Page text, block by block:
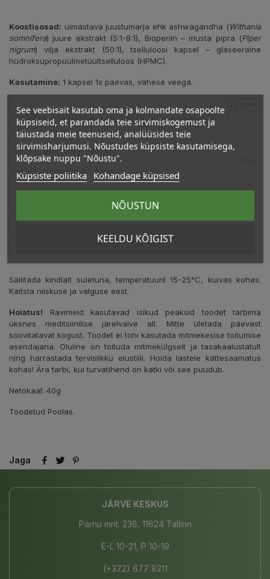
Koostisosad: uimastava juustumarja ehk ashwagandha (Withania
somnifera) juure ekstrakt (5:1-8:1), Bioperiin – musta pipra (Piper
nigrum) vilja ekstrakt (50:1), tselluloosi kapsel – glaseeraine
hüdroksüpropüülmetüültselluloos (HPMC).
Kasutamine: 1 kapsel 1x päevas, vähese veega.
Ashwagandha (
Withania somnifera
) juure ekstrakt (5:1-
8:1)
min. 7% vitanoliide – 40mg
min. 2% vitaferriin A – 11mg
min. 1% alkaloide – 5,7mg
min. 95% piperiin – 1,9mg
Säilitada kindlalt suletuna, temperatuuril 15-25°C, kuivas kohas.
Kaitsta niiskuse ja valguse eest.
Hoiatus! Ravimeid kasutavad isikud peaksid toodet tarbima
üksnes meditsiinilise järelvalve all. Mitte ületada päevast
soovitatavat kogust. Toodet ei tohi kasutada mitmekesise toitumise
asendajana. Oluline on toituda mitmekülgselt ja tasakaalustatult
ning harrastada tervislikku elustiili. Hoida lastele kättesaamatus
kohas! Ära tarbi, kui turvatihend on katki või see puudub.
Netokaal: 40g
Toodetud Poolas.
Jaga
JÄRVE KESKUS
Pärnu mnt. 238, 11624 Tallinn
E-L 10-21, P 10-19
(+372) 677 8211
See veebisait kasutab oma ja kolmandate osapoolte
küpsiseid, et parandada teie sirvimiskogemust ja
täiustada meie teenuseid, analüüsides teie
sirvimisharjumusi. Nõustudes küpsiste kasutamisega,
klõpsake nuppu "Nõustu".
Küpsiste poliitika Kohandage küpsised
KEELDU KÕIGIST
NÕUSTUN